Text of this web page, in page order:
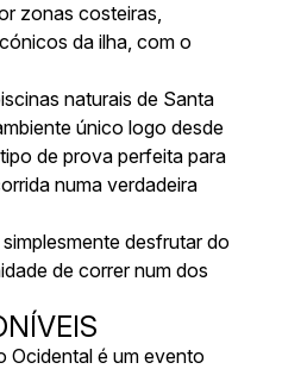
zonas costeiras,
da ilha, com o
naturais de Santa
único logo desde
de prova perfeita para
numa verdadeira
desfrutar do
de correr num dos
Ocidental é um evento